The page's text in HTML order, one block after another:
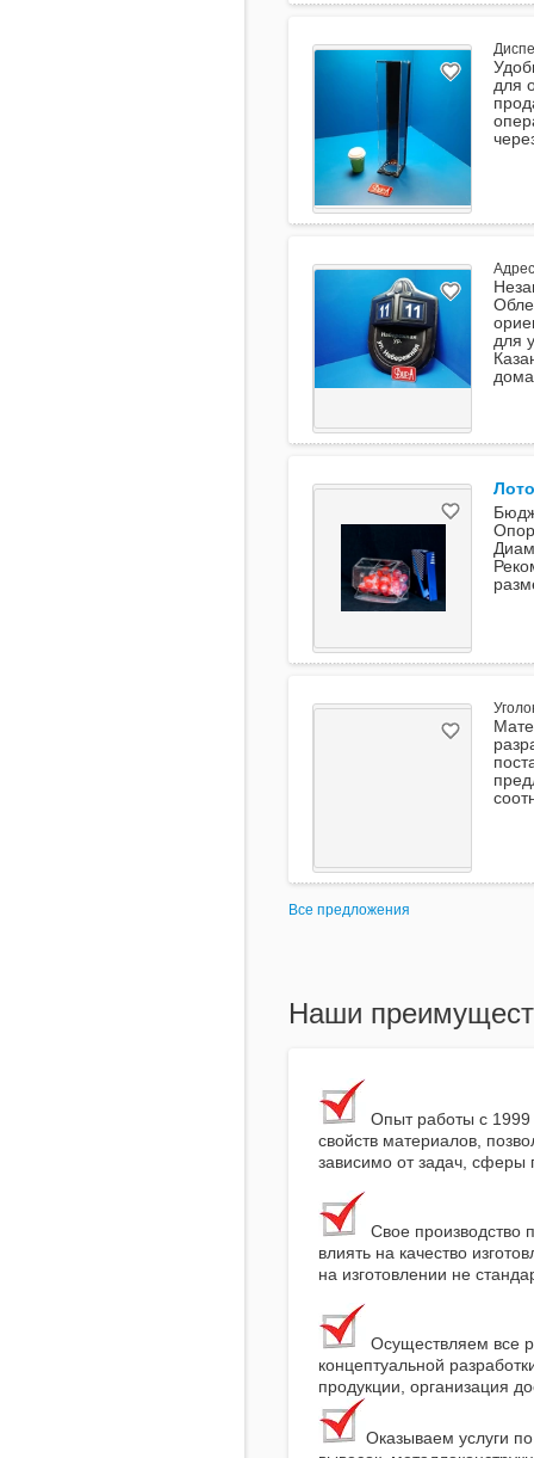
для
для
Все предложения
Наши
Опыт работы с 1999
свойств материалов,
зависимо от задач,
Свое производство
влиять на качество
на изготовлении не
Осуществляем все
концептуальной
продукции, организация
Оказываем услуги